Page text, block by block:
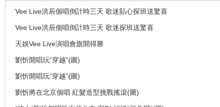
Vee Live洪辰個唱倒計時三天 歌迷貼心探班送驚喜
Vee Live洪辰個唱倒計時三天 歌迷探班送驚喜
天娛Vee Live演唱會旗開得勝
劉忻開唱玩“穿越”(圖)
劉忻開唱玩“穿越”(圖)
劉忻將在北京個唱 紅髮造型挑戰搖滾(圖)